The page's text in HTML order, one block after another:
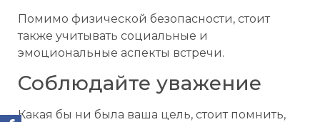
Помимо физической безопасности, стоит
также учитывать социальные и
эмоциональные аспекты встречи.
Соблюдайте уважение
Какая бы ни была ваша цель, стоит помнить,